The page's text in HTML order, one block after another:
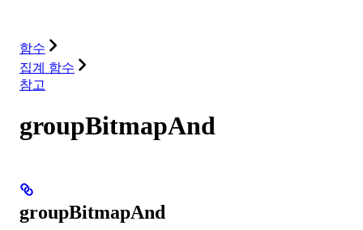
함수
집계 함수
참고
groupBitmapAnd
groupBitmapAnd